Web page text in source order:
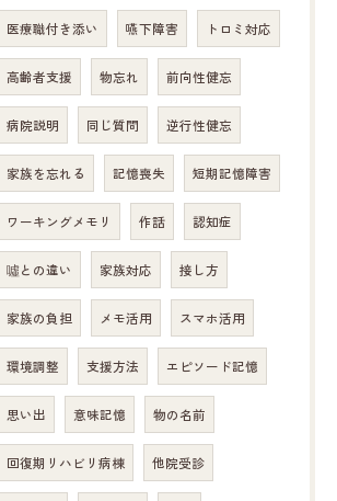
医療職付き添い 嚥下障害 トロミ対応
高齢者支援 物忘れ 前向性健忘
病院説明 同じ質問 逆行性健忘
家族を忘れる 記憶喪失 短期記憶障害
ワーキングメモリ 作話 認知症
噓との違い 家族対応 接し方
家族の負担 メモ活用 スマホ活用
環境調整 支援方法 エピソード記憶
思い出 意味記憶 物の名前
回復期リハビリ病棟 他院受診